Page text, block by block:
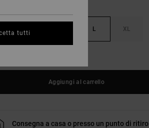
L XL
Aggiungi al carrello
Consegna a casa o presso un punto di ritiro
tutti